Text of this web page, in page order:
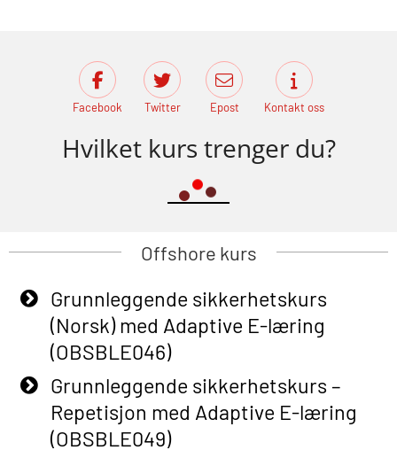
Facebook Twitter Epost Kontakt oss
Hvilket kurs trenger du?
Offshore kurs
Grunnleggende sikkerhetskurs
(Norsk) med Adaptive E-læring
(OBSBLE046)
Grunnleggende sikkerhetskurs –
Repetisjon med Adaptive E-læring
(OBSBLE049)